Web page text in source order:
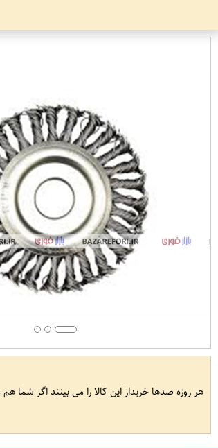
هر روزه صدها خریدار این کالا را می بینند اگر شما هم